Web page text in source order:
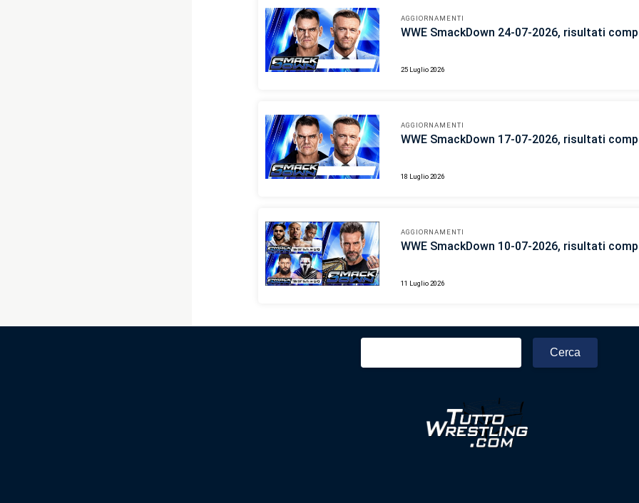
AGGIORNAMENTI
WWE SmackDown 24-07-2026, risultati
25 Luglio 2026
AGGIORNAMENTI
WWE SmackDown 17-07-2026, risultati
18 Luglio 2026
AGGIORNAMENTI
WWE SmackDown 10-07-2026, risultati
11 Luglio 2026
Ricerca